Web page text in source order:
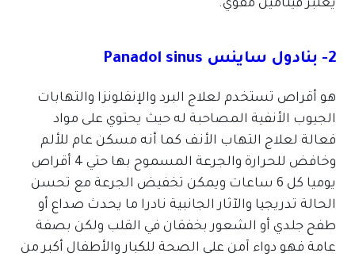
يعتبر فيتامين مقوي.
2- بنادول ساينس Panadol sinus
هو أقراص تستخدم لعلاج البرد والإنفلونزا والتهابات
الجيوب الأنفية المصاحبة له حيث يحتوي على مواد
فعالة لعلاج التهاب الأنف كما أنه مسكن عام للألم
وخافض للحرارة والجرعة المسموح بها حتي 4 أقراص
يوميا كل 6 ساعات ويمكن تخفيض الجرعة مع تحسن
الحالة تدريجيا والآثار الجانبية نادرا ما يحدث صداع أو
طفح جلدي أو الشعور بخفقان في القلب ولكن بصفة
عامة فهو دواء آمن على الصحة للكبار والأطفال أكبر من